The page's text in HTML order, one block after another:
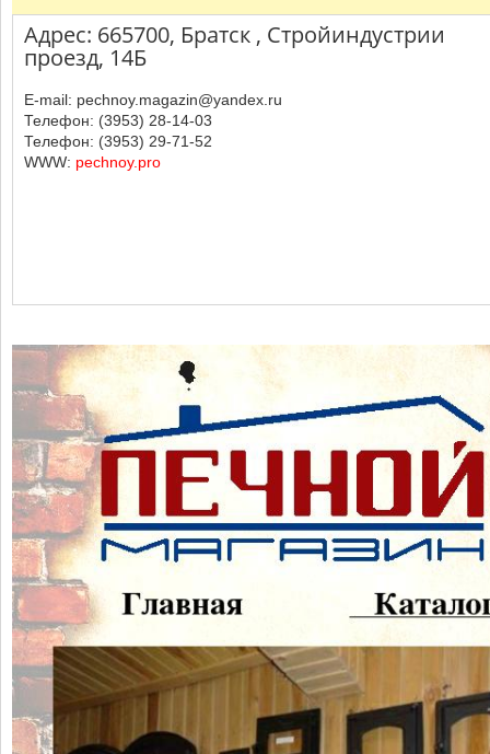
Адрес: 665700, Братск , Стройиндустрии
проезд, 14Б
E-mail: pechnoy.magazin@yandex.ru
Телефон: (3953) 28-14-03
Телефон: (3953) 29-71-52
WWW: pechnoy.pro